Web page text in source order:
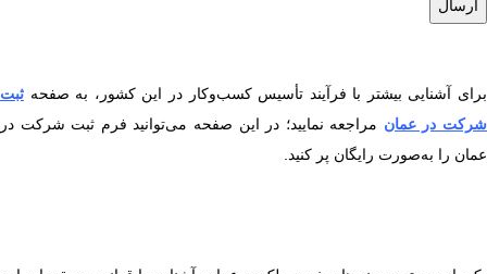
برای آشنایی بیشتر با فرآیند تأسیس کسب‌وکار در این کشور، به صفحه ثبت
شرکت در عمان مراجعه نمایید؛ در این صفحه می‌توانید فرم ثبت شرکت در
عمان را به‌صورت رایگان پر کنید.